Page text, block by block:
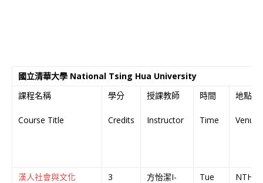
國立清華大學 National Tsing Hua University
課程名稱
Course Title
學分
Credits
授課教師
Instructor
時間
Time
地點
Venue
漢人社會與文化 3
方怡潔I-
Tue NTHU